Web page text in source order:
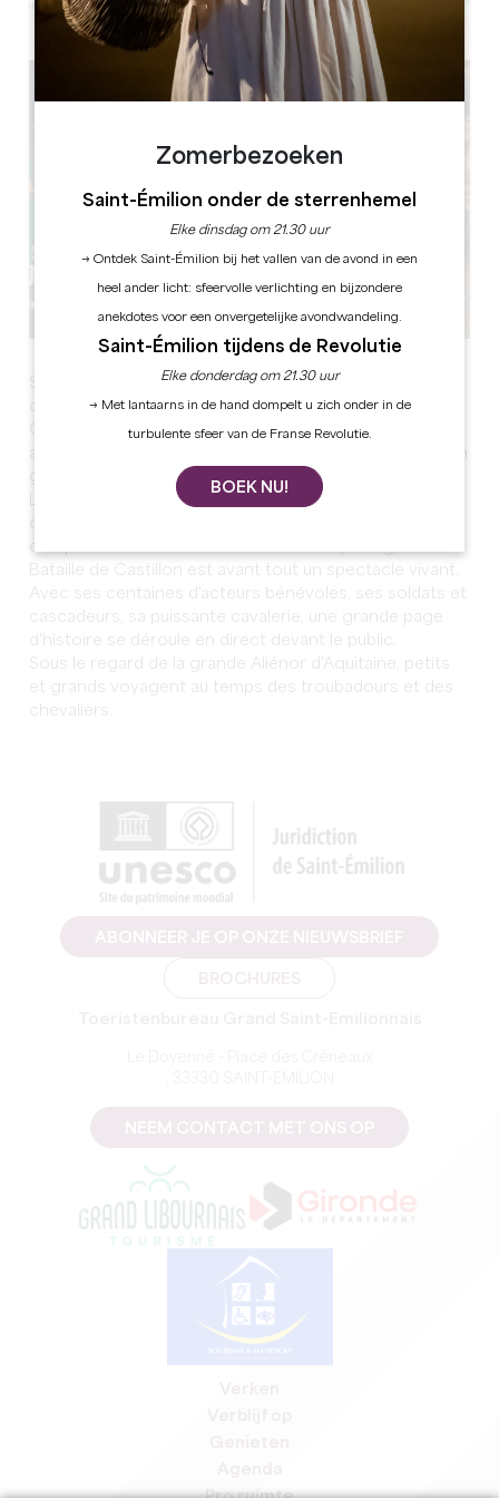
Sur un site grandiose, scénario et musique originale
donnent tout leur sens à la Grande Histoire.
Grâce aux nombreux jeux de lumière, on se retrouve
grand marché ou sur un grand champ de bataille.
Les séquences de projection d'images, sonorisation,
canonnades, pyrotechnie et effets spéciaux
complètent l'immersion au cœur du Moyen Âge. Mais la
Bataille de Castillon est avant tout un spectacle vivant.
Avec ses centaines d'acteurs bénévoles, ses soldats et
cascadeurs, sa puissante cavalerie, une grande page
d'histoire se déroule en direct devant le public.
Sous le regard de la grande Aliénor d'Aquitaine, petits
et grands voyagent au temps des troubadours et des
chevaliers.
Zomerbezoeken
Saint-Émilion onder de sterrenhemel
Elke dinsdag om 21.30 uur
→ Ontdek Saint-Émilion bij het vallen van de avond in een
heel ander licht: sfeervolle verlichting en bijzondere
anekdotes voor een onvergetelijke avondwandeling.
Saint-Émilion tijdens de Revolutie
Elke donderdag om 21.30 uur
→ Met lantaarns in de hand dompelt u zich onder in de
turbulente sfeer van de Franse Revolutie.
BOEK NU!